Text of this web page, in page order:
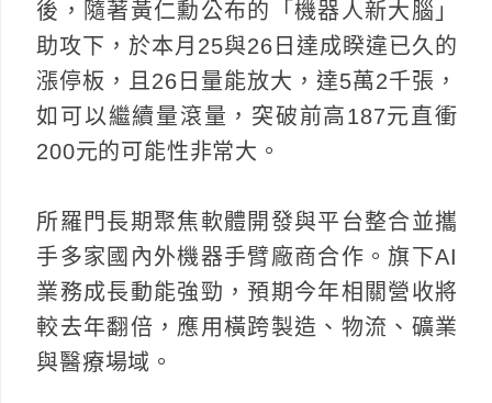
後，隨著黃仁勳公布的「機器人新大腦」
助攻下，於本月25與26日達成睽違已久的
漲停板，且26日量能放大，達5萬2千張，
如可以繼續量滾量，突破前高187元直衝
200元的可能性非常大。
所羅門長期聚焦軟體開發與平台整合並攜
手多家國內外機器手臂廠商合作。旗下AI
業務成長動能強勁，預期今年相關營收將
較去年翻倍，應用橫跨製造、物流、礦業
與醫療場域。